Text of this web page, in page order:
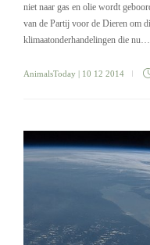
niet naar gas en olie wordt
van de Partij voor de Dieren om
klimaatonderhandelingen die nu…
AnimalsToday | 10 12 2014